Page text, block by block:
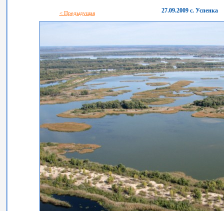
< Предыдущая 27.09.2009 с. Успенка